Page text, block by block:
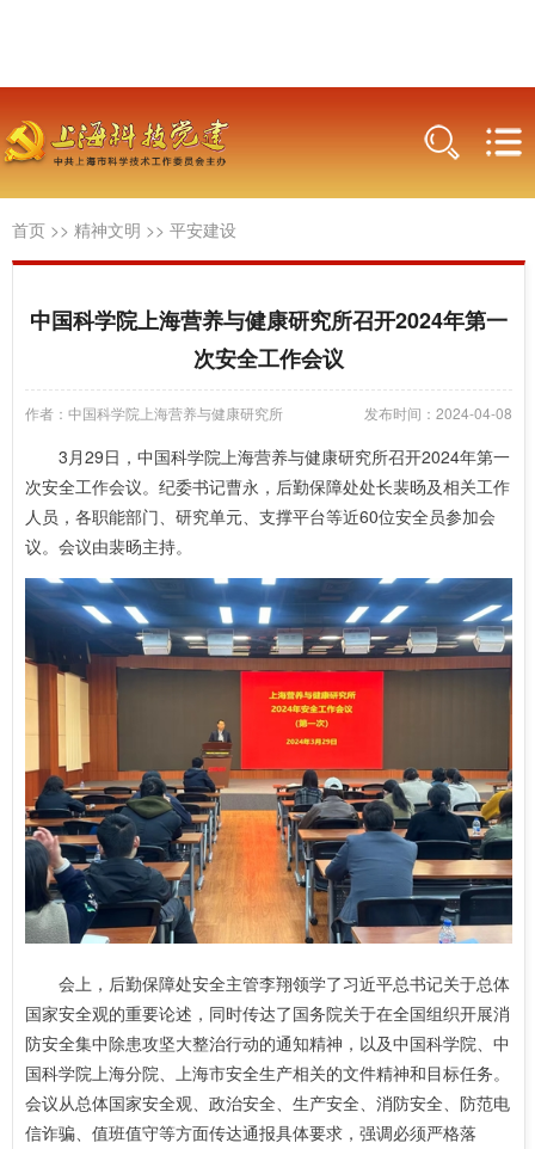
首页 >> 精神文明 >> 平安建设
中国科学院上海营养与健康研究所召开2024年第一
次安全工作会议
作者：中国科学院上海营养与健康研究所 发布时间：2024-04-08
3月29日，中国科学院上海营养与健康研究所召开2024年第一
次安全工作会议。纪委书记曹永，后勤保障处处长裴旸及相关工作
人员，各职能部门、研究单元、支撑平台等近60位安全员参加会
议。会议由裴旸主持。
会上，后勤保障处安全主管李翔领学了习近平总书记关于总体
国家安全观的重要论述，同时传达了国务院关于在全国组织开展消
防安全集中除患攻坚大整治行动的通知精神，以及中国科学院、中
国科学院上海分院、上海市安全生产相关的文件精神和目标任务。
会议从总体国家安全观、政治安全、生产安全、消防安全、防范电
信诈骗、值班值守等方面传达通报具体要求，强调必须严格落